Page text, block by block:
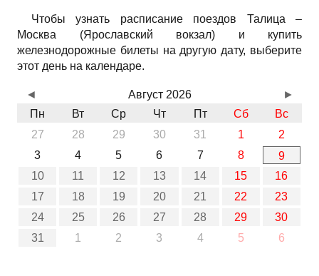
Чтобы узнать расписание поездов Талица –
Москва (Ярославский вокзал) и купить
железнодорожные билеты на другую дату, выберите
этот день на календаре.
Август 2026
Пн
Вт Ср Чт Пт Сб
Вс
27
28 29 30 31 1
2
3
4 5 6 7 8
9
10
11 12 13 14 15
16
17
18 19 20 21 22
23
24
25 26 27 28 29
30
31
1 2 3 4 5 6
◄ ►